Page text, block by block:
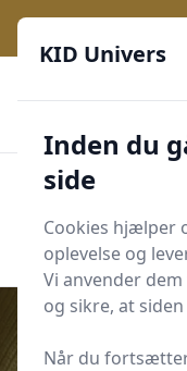
Start søgning
Start søgning
KID Univers
Inden du
side
Cookies hjælper
oplevelse og
Vi anvender
og sikre, at
Når du